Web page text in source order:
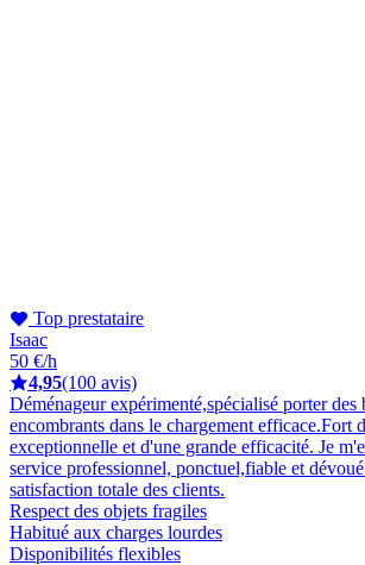
Top prestataire
Isaac
50 €/h
4,95(100 avis)
Déménageur expérimenté,spécialisé porter des
encombrants dans le chargement efficace.Fort
exceptionnelle et d'une grande efficacité. Je
service professionnel, ponctuel,fiable et dévoué
satisfaction totale des clients.
Respect des objets fragiles
Habitué aux charges lourdes
Disponibilités flexibles